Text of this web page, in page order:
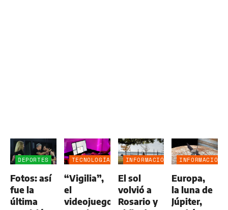
DEPORTES
Fotos: así
fue la
última
TECNOLOGÍA
“Vigilia”,
el
videojuego
INFORMACIÓN
El sol
volvió a
Rosario y
INFORMACIÓN
Europa,
la luna de
Júpiter,